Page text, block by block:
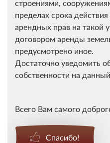
строениями,
пределах срока
арендных прав на такой
договором аренды
предусмотрено иное.
Достаточно уведомить
собственности на
Всего Вам самого
Спасибо!